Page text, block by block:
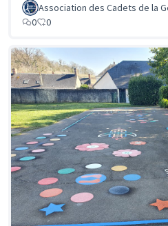
Association des Cadets de la
0
0